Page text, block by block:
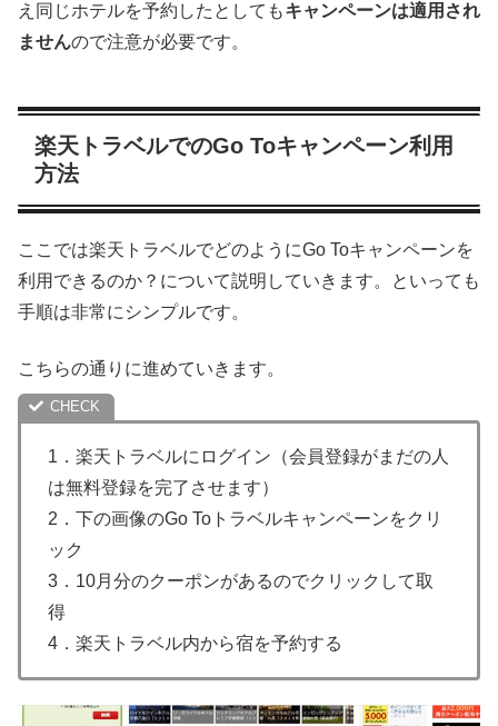
え同じホテルを予約したとしてもキャンペーンは適用され
ませんので注意が必要です。
楽天トラベルでのGo Toキャンペーン利用
方法
ここでは楽天トラベルでどのようにGo Toキャンペーンを
利用できるのか？について説明していきます。といっても
手順は非常にシンプルです。
こちらの通りに進めていきます。
1．楽天トラベルにログイン（会員登録がまだの人
は無料登録を完了させます）
2．下の画像のGo Toトラベルキャンペーンをクリ
ック
3．10月分のクーポンがあるのでクリックして取
得
4．楽天トラベル内から宿を予約する